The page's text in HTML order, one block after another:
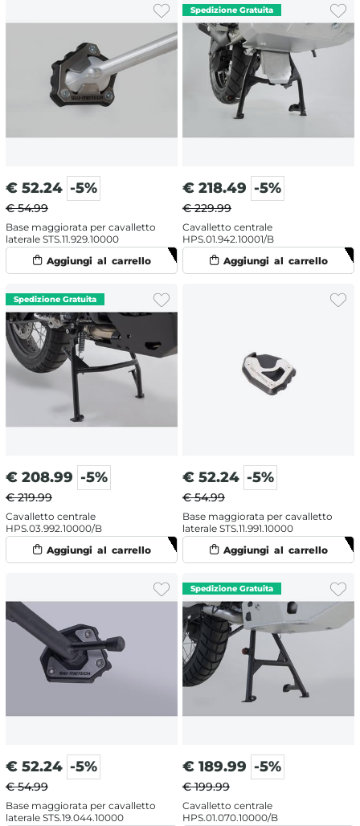
€ 52.24 -5%
€ 54.99
Base maggiorata per cavalletto
laterale STS.11.929.10000
€ 218.49 -5%
€ 229.99
Cavalletto centrale
HPS.01.942.10001/B
€ 208.99 -5%
€ 219.99
Cavalletto centrale
HPS.03.992.10000/B
€ 52.24 -5%
€ 54.99
Base maggiorata per cavalletto
laterale STS.11.991.10000
€ 52.24 -5%
€ 54.99
Base maggiorata per cavalletto
laterale STS.19.044.10000
€ 189.99 -5%
€ 199.99
Cavalletto centrale
HPS.01.070.10000/B